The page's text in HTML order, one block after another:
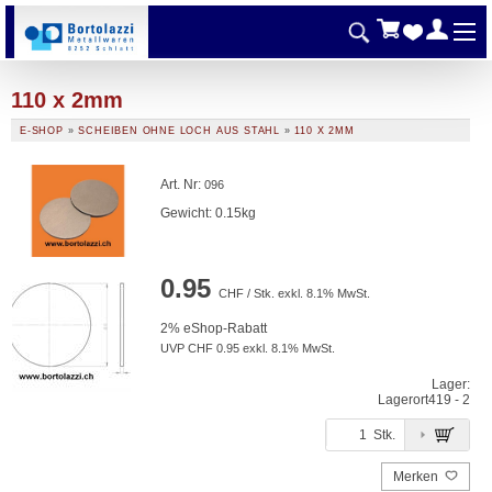
110 x 2mm
E-SHOP »SCHEIBEN OHNE LOCH AUS STAHL »110 X 2MM
Art. Nr: 096
Gewicht: 0.15kg
0.95 CHF / Stk. exkl. 8.1% MwSt.
2% eShop-Rabatt
UVP CHF 0.95 exkl. 8.1% MwSt.
Lager:
Lagerort419 - 2
Stk.
Merken